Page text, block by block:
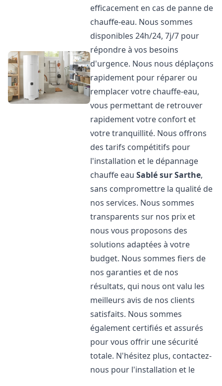
efficacement en cas de panne de
chauffe-eau. Nous sommes
disponibles 24h/24, 7j/7 pour
répondre à vos besoins
d'urgence. Nous nous déplaçons
rapidement pour réparer ou
remplacer votre chauffe-eau,
vous permettant de retrouver
rapidement votre confort et
votre tranquillité. Nous offrons
des tarifs compétitifs pour
l'installation et le dépannage
chauffe eauSablé sur Sarthe,
sans compromettre la qualité de
nos services. Nous sommes
transparents sur nos prix et
nous vous proposons des
solutions adaptées à votre
budget. Nous sommes fiers de
nos garanties et de nos
résultats, qui nous ont valu les
meilleurs avis de nos clients
satisfaits. Nous sommes
également certifiés et assurés
pour vous offrir une sécurité
totale. N'hésitez plus, contactez-
nous pour l'installation et le